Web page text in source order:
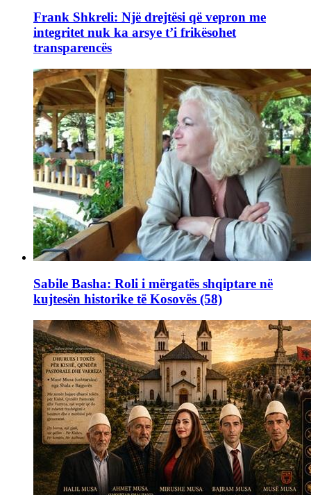
Frank Shkreli: Një drejtësi që vepron me
integritet nuk ka arsye t’i frikësohet
transparencës
Sabile Basha: Roli i mërgatës shqiptare në
kujtesën historike të Kosovës (58)